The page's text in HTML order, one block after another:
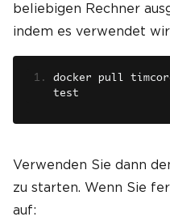
beliebigen Rechner
indem es verwendet
docker pull
test
Verwenden Sie dann
zu starten. Wenn Sie
auf: